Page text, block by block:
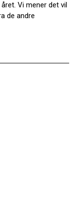
Vi mener det vil
de andre